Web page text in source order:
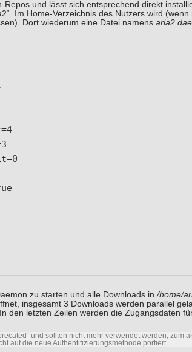
Repos und lässt sich entsprechend direkt
Im Home-Verzeichnis des Nutzers wird
Dort wiederum eine Datei namens
zu starten und alle Downloads in /home/
insgesamt 3 Downloads werden parallel
den letzten Zeilen werden die Zugangsdaten
und sollten nicht mehr verwendet werden, zum
auf die neue Authentifizierungsmethode portiert